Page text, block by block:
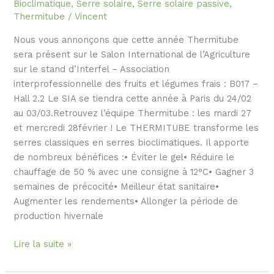
Bioclimatique,Serre solaire,Serre solaire passive,
Thermitube /Vincent
Nous vous annonçons que cette année Thermitube
sera présent sur le Salon International de l’Agriculture
sur le stand d’Interfel – Association
interprofessionnelle des fruits et légumes frais : B017 –
Hall 2.2 Le SIA se tiendra cette année à Paris du 24/02
au 03/03.Retrouvez l’équipe Thermitube : les mardi 27
et mercredi 28février ! Le THERMITUBE transforme les
serres classiques en serres bioclimatiques. Il apporte
de nombreux bénéfices :• Éviter le gel• Réduire le
chauffage de 50 % avec une consigne à 12°C• Gagner 3
semaines de précocité• Meilleur état sanitaire•
Augmenter les rendements• Allonger la période de
production hivernale
Lire la suite »